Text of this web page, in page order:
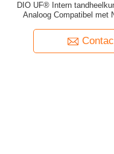
DIO UF® Intern
Analoog Compatibel met